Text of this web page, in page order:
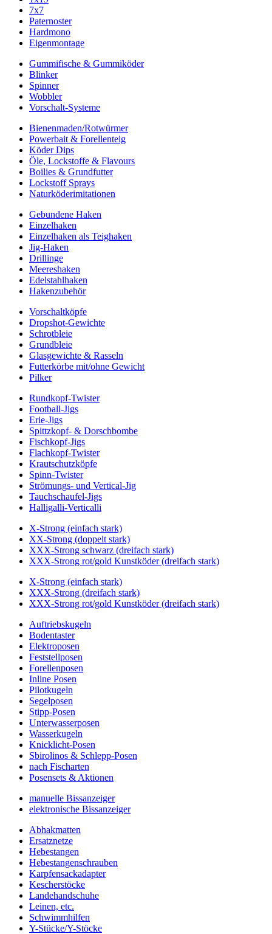
7x7
Paternoster
Hardmono
Eigenmontage
Gummifische & Gummiköder
Blinker
Spinner
Wobbler
Vorschalt-Systeme
Bienenmaden/Rotwürmer
Powerbait & Forellenteig
Köder Dips
Öle, Lockstoffe & Flavours
Boilies & Grundfutter
Lockstoff Sprays
Naturköderimitationen
Gebundene Haken
Einzelhaken
Einzelhaken als Teighaken
Jig-Haken
Drillinge
Meereshaken
Edelstahlhaken
Hakenzubehör
Vorschaltköpfe
Dropshot-Gewichte
Schrotbleie
Grundbleie
Glasgewichte & Rasseln
Futterkörbe mit/ohne Gewicht
Pilker
Rundkopf-Twister
Football-Jigs
Erie-Jigs
Spittzkopf- & Dorschbombe
Fischkopf-Jigs
Flachkopf-Twister
Krautschutzköpfe
Spinn-Twister
Strömungs- und Vertical-Jig
Tauchschaufel-Jigs
Halligalli-Verticalli
X-Strong (einfach stark)
XX-Strong (doppelt stark)
XXX-Strong schwarz (dreifach stark)
XXX-Strong rot/gold Kunstköder (dreifach stark)
X-Strong (einfach stark)
XXX-Strong (dreifach stark)
XXX-Strong rot/gold Kunstköder (dreifach stark)
Auftriebskugeln
Bodentaster
Elektroposen
Feststellposen
Forellenposen
Inline Posen
Pilotkugeln
Segelposen
Stipp-Posen
Unterwasserposen
Wasserkugeln
Knicklicht-Posen
Sbirolinos & Schlepp-Posen
nach Fischarten
Posensets & Aktionen
manuelle Bissanzeiger
elektronische Bissanzeiger
Abhakmatten
Ersatznetze
Hebestangen
Hebestangenschrauben
Karpfensackadapter
Kescherstöcke
Landehandschuhe
Leinen, etc.
Schwimmhilfen
Y-Stücke/Y-Stöcke